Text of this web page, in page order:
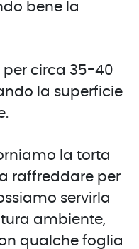
bene la
circa 35-40
la superficie
la torta
raffreddare per
servirla
ambiente,
qualche foglia